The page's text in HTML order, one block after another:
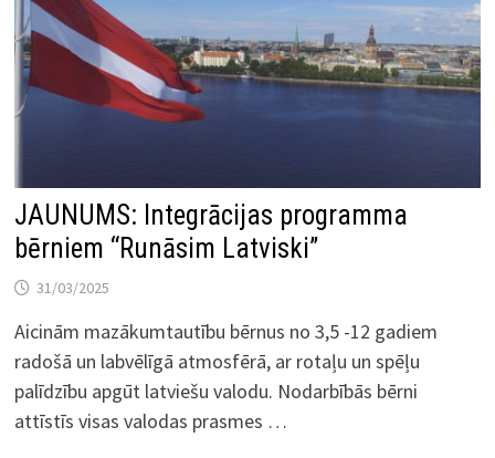
JAUNUMS: Integrācijas programma
bērniem “Runāsim Latviski”
31/03/2025
Aicinām mazākumtautību bērnus no 3,5 -12 gadiem
radošā un labvēlīgā atmosfērā, ar rotaļu un spēļu
palīdzību apgūt latviešu valodu. Nodarbībās bērni
attīstīs visas valodas prasmes …